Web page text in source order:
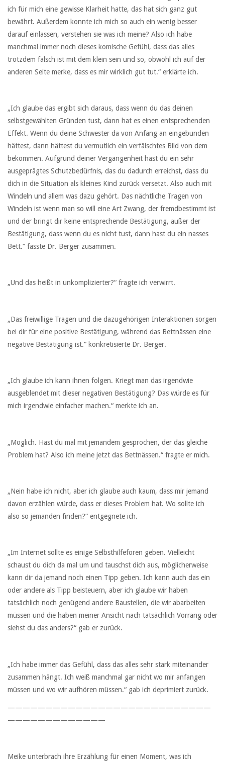
ich für mich eine gewisse Klarheit hatte, das hat sich ganz gut
bewährt. Außerdem konnte ich mich so auch ein wenig besser
darauf einlassen, verstehen sie was ich meine? Also ich habe
manchmal immer noch dieses komische Gefühl, dass das alles
trotzdem falsch ist mit dem klein sein und so, obwohl ich auf der
anderen Seite merke, dass es mir wirklich gut tut.“ erklärte ich.
„Ich glaube das ergibt sich daraus, dass wenn du das deinen
selbstgewählten Gründen tust, dann hat es einen entsprechenden
Effekt. Wenn du deine Schwester da von Anfang an eingebunden
hättest, dann hättest du vermutlich ein verfälschtes Bild von dem
bekommen. Aufgrund deiner Vergangenheit hast du ein sehr
ausgeprägtes Schutzbedürfnis, das du dadurch erreichst, dass du
dich in die Situation als kleines Kind zurück versetzt. Also auch mit
Windeln und allem was dazu gehört. Das nächtliche Tragen von
Windeln ist wenn man so will eine Art Zwang, der fremdbestimmt ist
und der bringt dir keine entsprechende Bestätigung, außer der
Bestätigung, dass wenn du es nicht tust, dann hast du ein nasses
Bett.“ fasste Dr. Berger zusammen.
„Und das heißt in unkomplizierter?“ fragte ich verwirrt.
„Das freiwillige Tragen und die dazugehörigen Interaktionen sorgen
bei dir für eine positive Bestätigung, während das Bettnässen eine
negative Bestätigung ist.“ konkretisierte Dr. Berger.
„Ich glaube ich kann ihnen folgen. Kriegt man das irgendwie
ausgeblendet mit dieser negativen Bestätigung? Das würde es für
mich irgendwie einfacher machen.“ merkte ich an.
„Möglich. Hast du mal mit jemandem gesprochen, der das gleiche
Problem hat? Also ich meine jetzt das Bettnässen.“ fragte er mich.
„Nein habe ich nicht, aber ich glaube auch kaum, dass mir jemand
davon erzählen würde, dass er dieses Problem hat. Wo sollte ich
also so jemanden finden?“ entgegnete ich.
„Im Internet sollte es einige Selbsthilfeforen geben. Vielleicht
schaust du dich da mal um und tauschst dich aus, möglicherweise
kann dir da jemand noch einen Tipp geben. Ich kann auch das ein
oder andere als Tipp beisteuern, aber ich glaube wir haben
tatsächlich noch genügend andere Baustellen, die wir abarbeiten
müssen und die haben meiner Ansicht nach tatsächlich Vorrang oder
siehst du das anders?“ gab er zurück.
„Ich habe immer das Gefühl, dass das alles sehr stark miteinander
zusammen hängt. Ich weiß manchmal gar nicht wo mir anfangen
müssen und wo wir aufhören müssen.“ gab ich deprimiert zurück.
———————————————————————————
—————————————
Meike unterbrach ihre Erzählung für einen Moment, was ich